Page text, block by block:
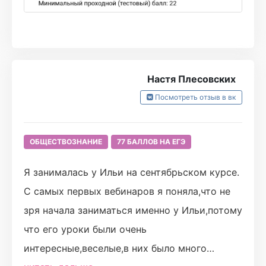
месяцев подготовки я смогла увеличить свой
результат почти на 50 баллов, познакомилась
своего gorgeous преподавателя 💓
Отдельно хочу поблагодарить Юлю и Леру за
качественное и эффективное повторение
материала в последние 5 дней перед
экзаменом (курс "Турбожесть"), на котором
я ещё раз смогла всё закрепить и вспомнить
Настя Плесовских
Посмотреть отзыв в вк
ОБЩЕСТВОЗНАНИЕ 77 БАЛЛОВ НА ЕГЭ
Я занималась у Ильи на сентябрьском курсе.
С самых первых вебинаров я поняла,что не
зря начала заниматься именно у Ильи,потому
что его уроки были очень
интересные,веселые,в них было много